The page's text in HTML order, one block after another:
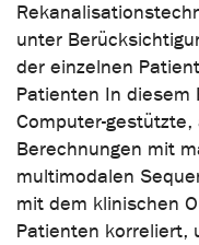
unter
der einzelnen
Patienten In diesem
Computer-
Berechnungen mit
multimodalen
mit dem klinischen
Patienten korreliert,